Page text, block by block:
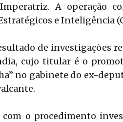
A operação
e Inteligência
de investigações
cujo titular é o
no gabinete do ex-
com o procedimento